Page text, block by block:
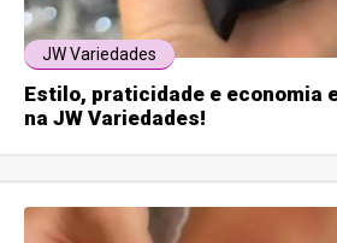
JW Variedades
Estilo, praticidade e economia
na JW Variedades!